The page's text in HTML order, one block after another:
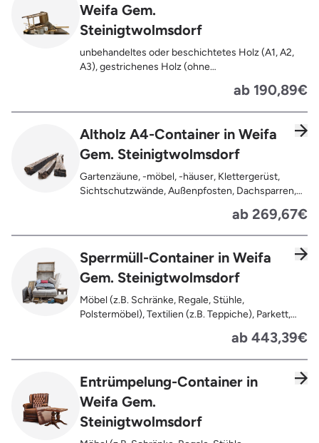
Weifa Gem.
Steinigtwolmsdorf
unbehandeltes oder beschichtetes Holz (A1, A2,
A3), gestrichenes Holz (ohne
Oberflächenbehandlung wie Anstrich, Lasur,
Lackierung ), kleine Anhaftungen wie Nägel,
Schrauben oder Scharniere , Möbel und Türen,
Holz (z.B. Paletten, Bauholz),
Holzweichfaserplatten, Holzkisten,
ab 190,89€
Altholz A4-Container in Weifa
Gem. Steinigtwolmsdorf
Gartenzäune, -möbel, -häuser, Klettergerüst,
Sichtschutzwände, Außenpfosten, Dachsparren,
behandeltes Holz (=schadstoffbelastet),
Verfaultes oder verbranntes Holz, Fensterrahmen,
Bahnschwellen, Pflanzfähle, Jägerzaun
ab 269,67€
Sperrmüll-Container in Weifa
Gem. Steinigtwolmsdorf
Möbel (z.B. Schränke, Regale, Stühle,
Polstermöbel), Textilien (z.B. Teppiche), Parkett,
Koffer, Fensterholz oder Türholz / Türen (ohne
Glas), Fahrräder, Matratzen, Spielzeug, Bücher,
Laminat
ab 443,39€
Entrümpelung-Container in
Weifa Gem.
Steinigtwolmsdorf